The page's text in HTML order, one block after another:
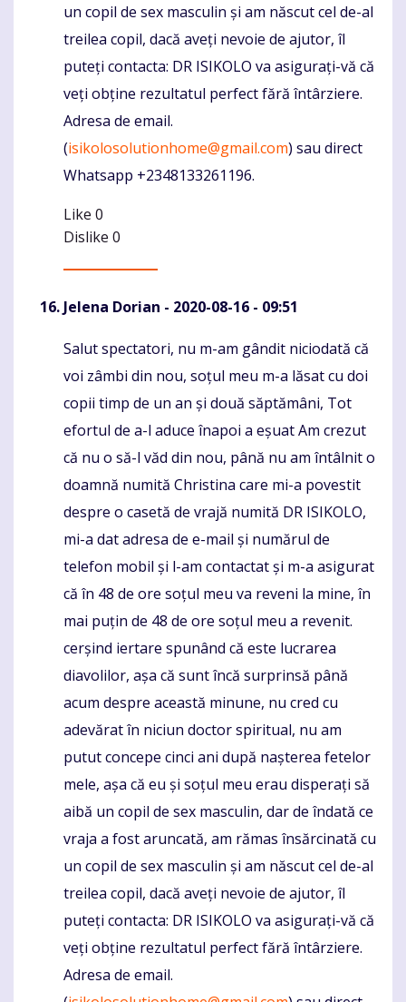
un copil de sex masculin și am născut cel de-al
treilea copil, dacă aveți nevoie de ajutor, îl
puteți contacta: DR ISIKOLO va asigurați-vă că
veți obține rezultatul perfect fără întârziere.
Adresa de email.
(isikolosolutionhome@gmail.com) sau direct
Whatsapp +2348133261196.
Like 0
Dislike 0
Jelena Dorian - 2020-08-16 - 09:51
Komentaras
Salut spectatori, nu m-am gândit niciodată că
voi zâmbi din nou, soțul meu m-a lăsat cu doi
copii timp de un an și două săptămâni, Tot
efortul de a-l aduce înapoi a eșuat Am crezut
că nu o să-l văd din nou, până nu am întâlnit o
doamnă numită Christina care mi-a povestit
despre o casetă de vrajă numită DR ISIKOLO,
mi-a dat adresa de e-mail și numărul de
telefon mobil și l-am contactat și m-a asigurat
că în 48 de ore soțul meu va reveni la mine, în
mai puțin de 48 de ore soțul meu a revenit.
cerșind iertare spunând că este lucrarea
diavolilor, așa că sunt încă surprinsă până
acum despre această minune, nu cred cu
adevărat în niciun doctor spiritual, nu am
putut concepe cinci ani după nașterea fetelor
mele, așa că eu și soțul meu erau disperați să
aibă un copil de sex masculin, dar de îndată ce
vraja a fost aruncată, am rămas însărcinată cu
un copil de sex masculin și am născut cel de-al
treilea copil, dacă aveți nevoie de ajutor, îl
puteți contacta: DR ISIKOLO va asigurați-vă că
veți obține rezultatul perfect fără întârziere.
Adresa de email.